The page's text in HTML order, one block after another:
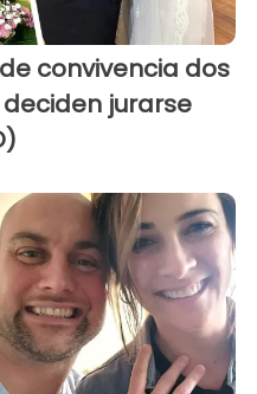
convivencia dos
jurarse